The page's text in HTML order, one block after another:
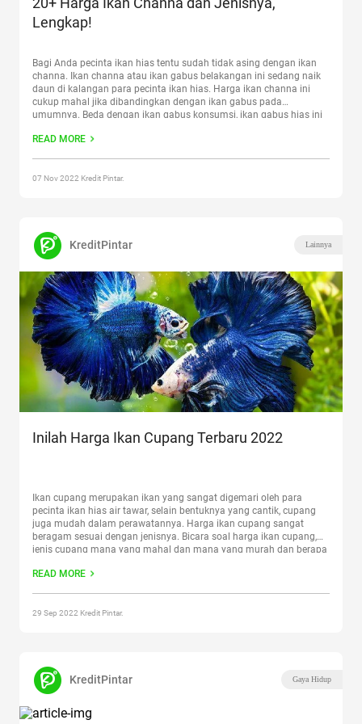
Lengkap!
Bagi Anda pecinta ikan hias tentu sudah tidak asing dengan ikan
channa. Ikan channa atau ikan gabus belakangan ini sedang naik
daun di kalangan para pecinta ikan hias. Harga ikan channa ini
cukup mahal jika dibandingkan dengan ikan gabus pada
umumnya. Beda dengan ikan gabus konsumsi, ikan gabus hias ini
Harga Ikan Channa dan Jenisnya, Lengkap!”
READ MORE
07 Nov 2022 Kredit Pintar.
KreditPintar Lainnya
Inilah Harga Ikan Cupang Terbaru 2022
Ikan cupang merupakan ikan yang sangat digemari oleh para
pecinta ikan hias air tawar, selain bentuknya yang cantik, cupang
juga mudah dalam perawatannya. Harga ikan cupang sangat
beragam sesuai dengan jenisnya. Bicara soal harga ikan cupang,
jenis cupang mana yang mahal dan mana yang murah dan berapa
“Inilah Harga Ikan Cupang Terbaru 2022”
READ MORE
29 Sep 2022 Kredit Pintar.
KreditPintar Gaya Hidup